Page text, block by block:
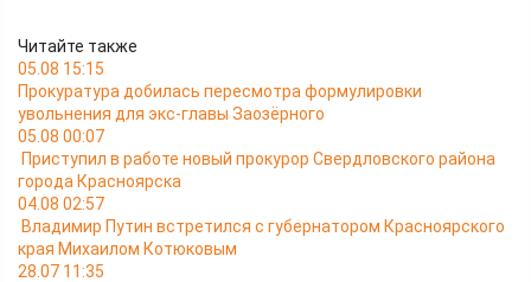
Читайте также
05.08 15:15
Прокуратура добилась пересмотра формулировки
увольнения для экс-главы Заозёрного
05.08 00:07
Приступил в работе новый прокурор Свердловского района
города Красноярска
04.08 02:57
Владимир Путин встретился с губернатором Красноярского
края Михаилом Котюковым
28.07 11:35